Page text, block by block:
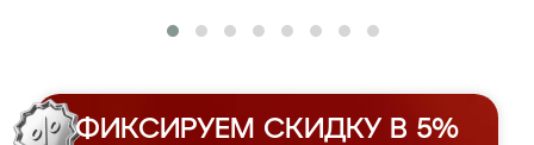
ФИКСИРУЕМ СКИДКУ В 5%